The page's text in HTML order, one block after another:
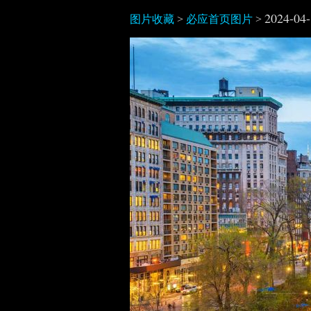
图片收藏 > 必应首页图片 > 2024-